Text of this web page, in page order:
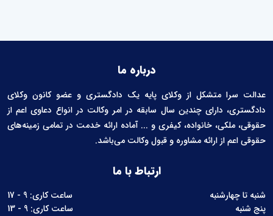
درباره ما
عدالت سرا متشکل از وکلای پایه یک دادگستری و عضو کانون وکلای
دادگستری، دارای چندین سال سابقه در امر وکالت در انواع دعاوی اعم از
حقوقی، ملکی، خانواده، کیفری و ... آماده ارائه خدمت در تمامی زمینه‌های
حقوقی اعم از ارائه مشاوره و قبول وکالت می‌باشد.
ارتباط با ما
شنبه تا چهارشنبه
ساعت کاری: 9 - 17
پنج شنبه
ساعت کاری: 9 - 13